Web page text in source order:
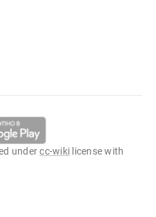
undercc-wiki license with